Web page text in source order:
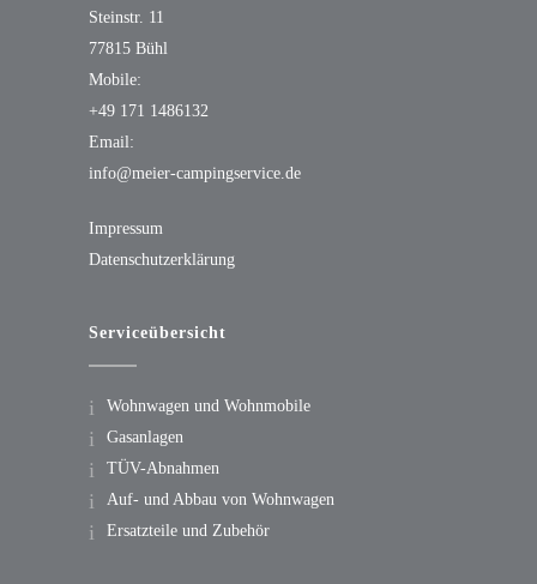
Steinstr. 11
77815 Bühl
Mobile:
+49 171 1486132
Email:
info@meier-campingservice.de
Impressum
Datenschutz­erklärung
Serviceübersicht
Wohnwagen und Wohnmobile
Gasanlagen
TÜV-Abnahmen
Auf- und Abbau von Wohnwagen
Ersatzteile und Zubehör